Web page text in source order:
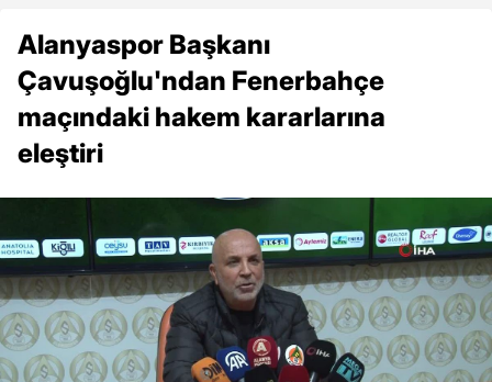
Alanyaspor Başkanı
Çavuşoğlu'ndan Fenerbahçe
maçındaki hakem kararlarına
eleştiri